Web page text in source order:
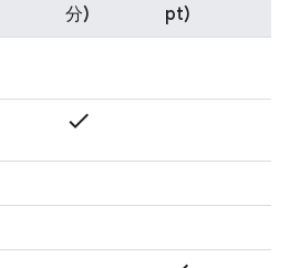
分)
pt)
check